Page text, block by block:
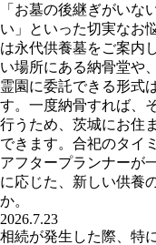
「お墓の後継ぎがいな
い」といった切実なお
は永代供養墓をご案内
い場所にある納骨堂や
霊園に委託できる形式
す。一度納骨すれば、
行うため、茨城にお住
できます。合祀のタイ
アフタープランナーが
に応じた、新しい供養
か。
2026.7.23
相続が発生した際、特